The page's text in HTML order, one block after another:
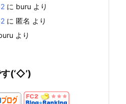
に buru より
に 匿名 より
より
(‘◇’)ゞ